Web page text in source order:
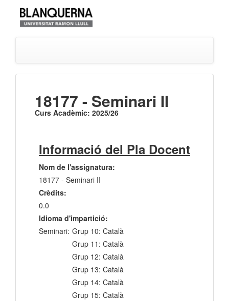
18177 - Seminari II
Curs Acadèmic: 2025/26
Informació del Pla Docent
Nom de l'assignatura:
18177 - Seminari II
Crèdits:
0.0
Idioma d'impartició:
Seminari: Grup 10: Català
Grup 11: Català
Grup 12: Català
Grup 13: Català
Grup 14: Català
Grup 15: Català